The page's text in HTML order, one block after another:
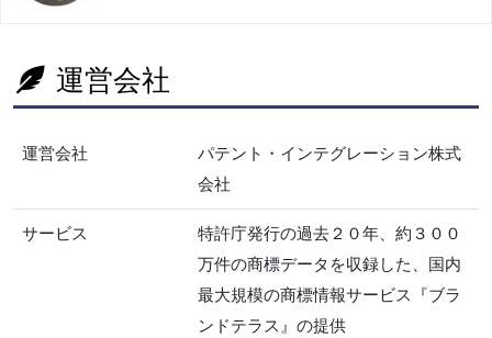
運営会社
運営会社
パテント・インテグレーション株式
会社
サービス
特許庁発行の過去２０年、約３００
万件の商標データを収録した、国内
最大規模の商標情報サービス『ブラ
ンドテラス』の提供